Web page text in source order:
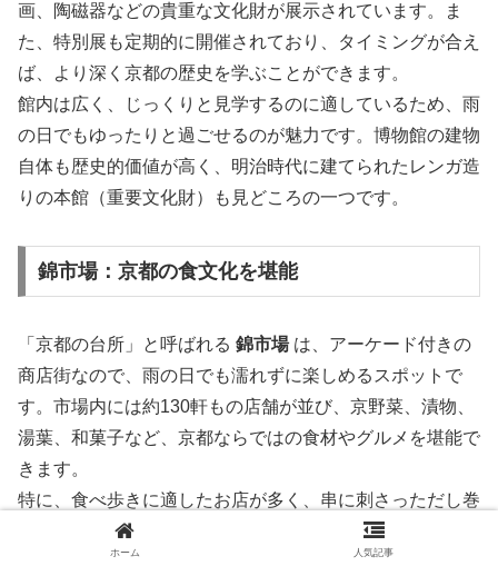
画、陶磁器などの貴重な文化財が展示されています。ま
た、特別展も定期的に開催されており、タイミングが合え
ば、より深く京都の歴史を学ぶことができます。
館内は広く、じっくりと見学するのに適しているため、雨
の日でもゆったりと過ごせるのが魅力です。博物館の建物
自体も歴史的価値が高く、明治時代に建てられたレンガ造
りの本館（重要文化財）も見どころの一つです。
錦市場：京都の食文化を堪能
「京都の台所」と呼ばれる 錦市場は、アーケード付きの
商店街なので、雨の日でも濡れずに楽しめるスポットで
す。市場内には約130軒もの店舗が並び、京野菜、漬物、
湯葉、和菓子など、京都ならではの食材やグルメを堪能で
きます。
特に、食べ歩きに適したお店が多く、串に刺さっただし巻
き卵や、揚げたての湯葉コロッケなど、小腹を満たしなが
ら京都の味を楽しめます。また、観光客向けのお土産店も
ホーム 人気記事